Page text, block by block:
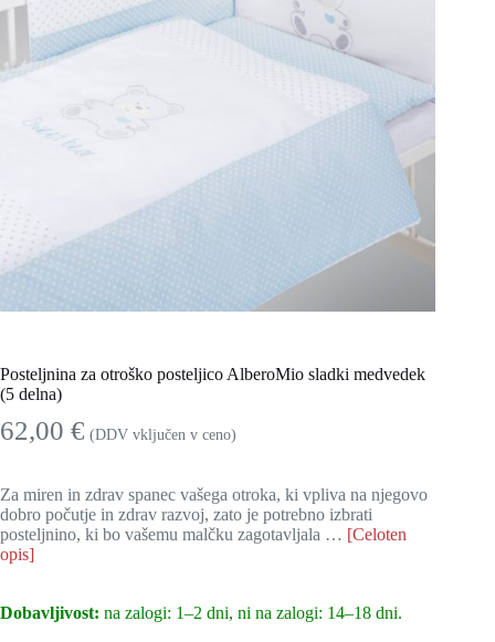
Posteljnina za otroško posteljico AlberoMio sladki medvedek
(5 delna)
62,00 € (DDV vključen v ceno)
Za miren in zdrav spanec vašega otroka, ki vpliva na njegovo
dobro počutje in zdrav razvoj, zato je potrebno izbrati
posteljnino, ki bo vašemu malčku zagotavljala … [Celoten
opis]
Dobavljivost: na zalogi: 1–2 dni, ni na zalogi: 14–18 dni.